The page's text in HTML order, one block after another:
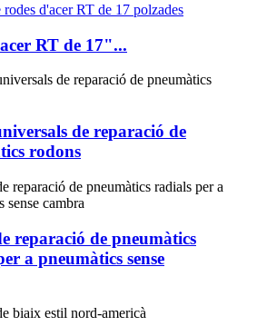
RT de 17"...
de reparació de
rodons
reparació de pneumàtics
a pneumàtics sense